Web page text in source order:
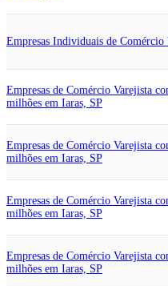
Empresas Individuais de Comércio
Empresas de Comércio Varejista
milhões em Iaras, SP
Empresas de Comércio Varejista
milhões em Iaras, SP
Empresas de Comércio Varejista
milhões em Iaras, SP
Empresas de Comércio Varejista
milhões em Iaras, SP